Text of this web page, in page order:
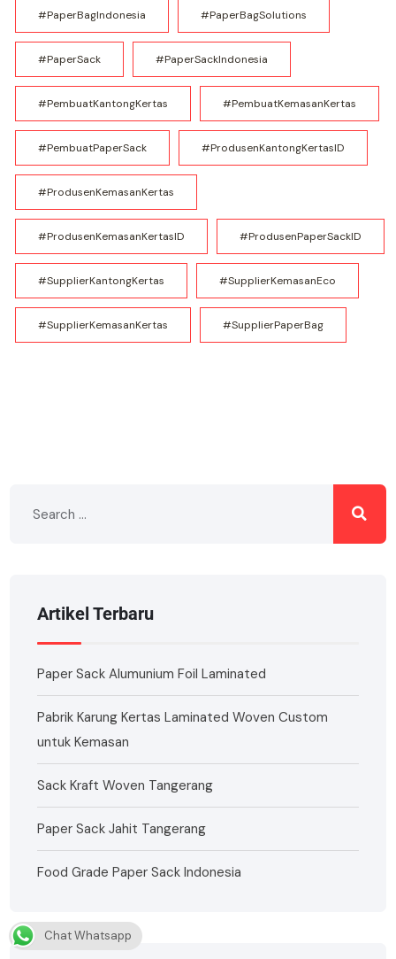
#PaperBagIndonesia #PaperBagSolutions
#PaperSack #PaperSackIndonesia
#PembuatKantongKertas #PembuatKemasanKertas
#PembuatPaperSack #ProdusenKantongKertasID
#ProdusenKemasanKertas
#ProdusenKemasanKertasID #ProdusenPaperSackID
#SupplierKantongKertas #SupplierKemasanEco
#SupplierKemasanKertas #SupplierPaperBag
Artikel Terbaru
Paper Sack Alumunium Foil Laminated
Pabrik Karung Kertas Laminated Woven Custom
untuk Kemasan
Sack Kraft Woven Tangerang
Paper Sack Jahit Tangerang
Food Grade Paper Sack Indonesia
Chat Whatsapp